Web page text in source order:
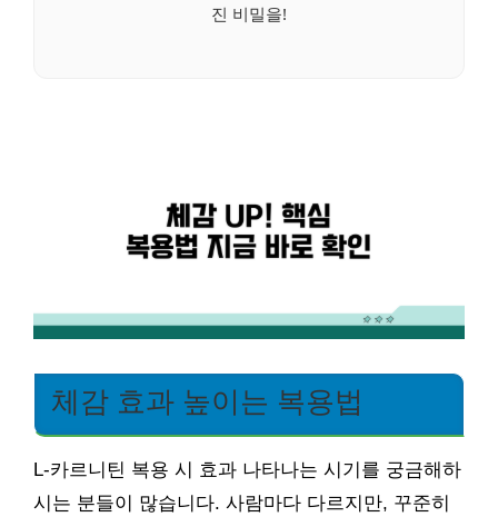
진 비밀을!
체감 효과 높이는 복용법
L-카르니틴 복용 시 효과 나타나는 시기를 궁금해하
시는 분들이 많습니다. 사람마다 다르지만, 꾸준히